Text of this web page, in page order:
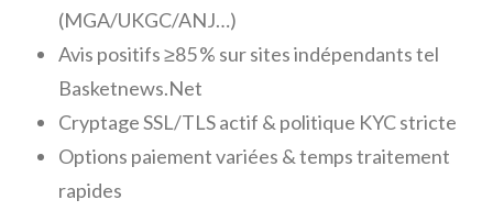
(MGA/UKGC/ANJ…)
Avis positifs ≥85 % sur sites indépendants tel
Basketnews.Net
Cryptage SSL/TLS actif & politique KYC stricte
Options paiement variées & temps traitement
rapides